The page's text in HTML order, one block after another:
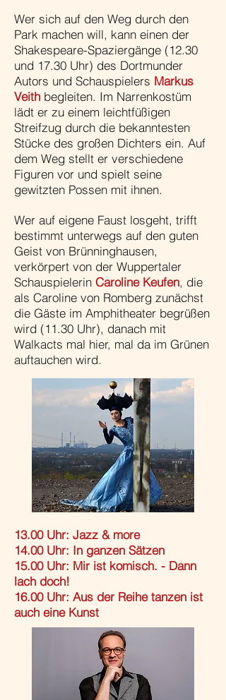
Wer sich auf den Weg durch den
Park machen will, kann einen der
Shakespeare-Spaziergänge (12.30
und 17.30 Uhr) des Dortmunder
Autors und Schauspielers Markus
Veith begleiten. Im Narrenkostüm
lädt er zu einem leichtfüßigen
Streifzug durch die bekanntesten
Stücke des großen Dichters ein. Auf
dem Weg stellt er verschiedene
Figuren vor und spielt seine
gewitzten Possen mit ihnen.
Wer auf eigene Faust losgeht, trifft
bestimmt unterwegs auf den guten
Geist von Brünninghausen,
verkörpert von der Wuppertaler
Schauspielerin Caroline Keufen, die
als Caroline von Romberg zunächst
die Gäste im Amphitheater begrüßen
wird (11.30 Uhr), danach mit
Walkacts mal hier, mal da im Grünen
auftauchen wird.
13.00 Uhr: Jazz & more
14.00 Uhr: In ganzen Sätzen
15.00 Uhr: Mir ist komisch. - Dann
lach doch!
16.00 Uhr: Aus der Reihe tanzen ist
auch eine Kunst